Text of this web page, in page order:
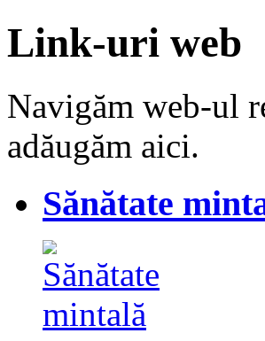
Link-uri web
Navigăm web-ul
adăugăm aici.
Sănătate